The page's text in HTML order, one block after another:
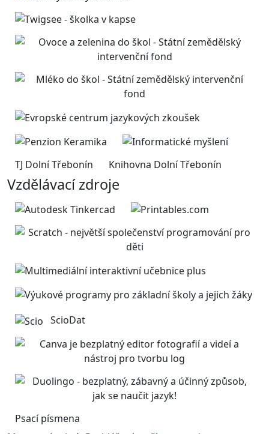
TJ Dolní Třebonín Knihovna Dolní Třebonín
Vzdělávací zdroje
ScioDat
Psací písmena